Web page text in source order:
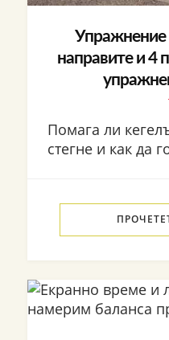
Упражнение
направите и 4
Помага ли
стегне и как да